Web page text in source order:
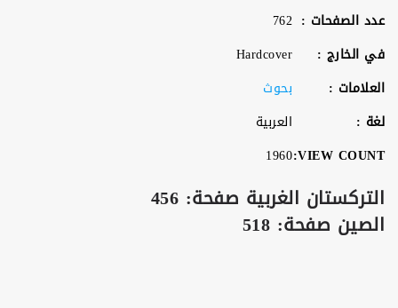
عدد الصفحات : 762
في الخارج :
Hardcover
العلامات :
بحوث
لغة :
العربية
VIEW COUNT:
1960
التركستان الغربية صفحة: 456
الصين صفحة: 518